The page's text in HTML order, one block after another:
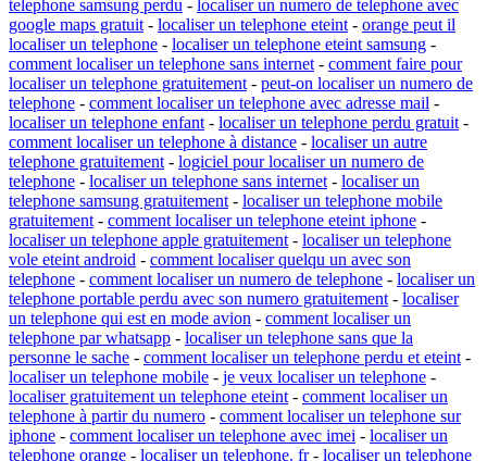
telephone samsung perdu - localiser un numero de telephone avec
google maps gratuit - localiser un telephone eteint - orange peut il
localiser un telephone - localiser un telephone eteint samsung -
comment localiser un telephone sans internet - comment faire pour
localiser un telephone gratuitement - peut-on localiser un numero de
telephone - comment localiser un telephone avec adresse mail -
localiser un telephone enfant - localiser un telephone perdu gratuit -
comment localiser un telephone à distance - localiser un autre
telephone gratuitement - logiciel pour localiser un numero de
telephone - localiser un telephone sans internet - localiser un
telephone samsung gratuitement - localiser un telephone mobile
gratuitement - comment localiser un telephone eteint iphone -
localiser un telephone apple gratuitement - localiser un telephone
vole eteint android - comment localiser quelqu un avec son
telephone - comment localiser un numero de telephone - localiser un
telephone portable perdu avec son numero gratuitement - localiser
un telephone qui est en mode avion - comment localiser un
telephone par whatsapp - localiser un telephone sans que la
personne le sache - comment localiser un telephone perdu et eteint -
localiser un telephone mobile - je veux localiser un telephone -
localiser gratuitement un telephone eteint - comment localiser un
telephone à partir du numero - comment localiser un telephone sur
iphone - comment localiser un telephone avec imei - localiser un
telephone orange - localiser un telephone. fr- localiser un telephone